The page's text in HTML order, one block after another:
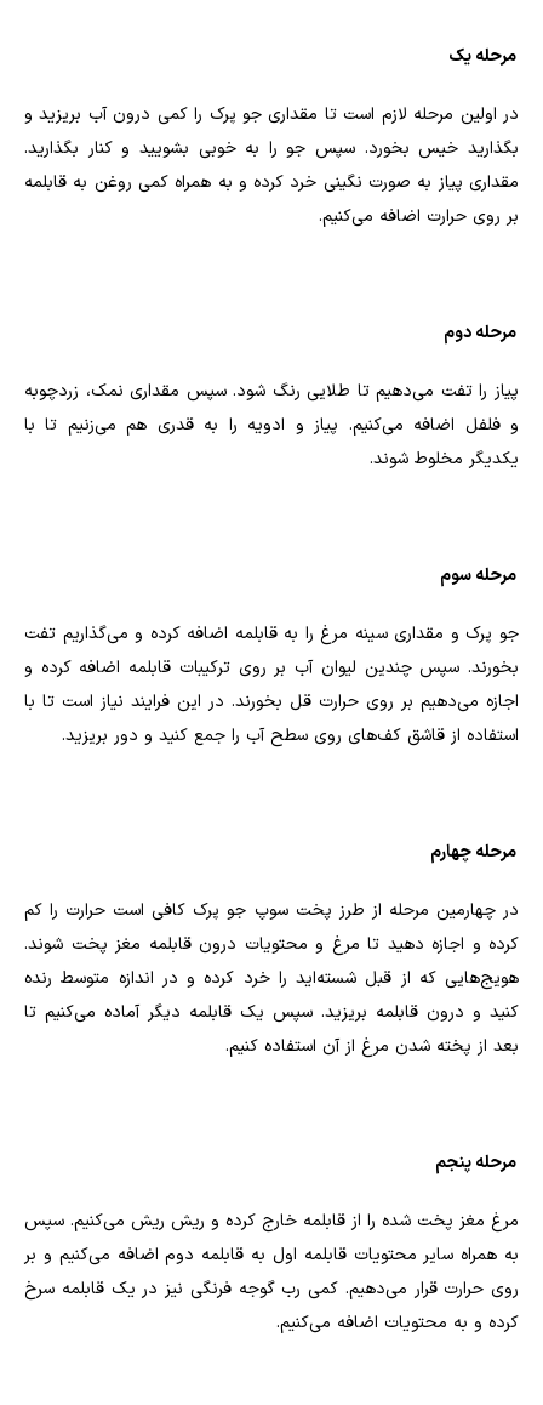
مرحله یک
در اولین مرحله لازم است تا مقداری جو‌ پرک را کمی درون‌ آب بریزید و
بگذارید خیس بخورد. سپس جو را به خوبی بشویید و کنار بگذارید.
مقداری پیاز به صورت نگینی خرد کرده و به همراه کمی روغن به قابلمه
بر روی حرارت اضافه می‌کنیم.
مرحله دوم
پیاز را تفت می‌دهیم تا طلایی رنگ شود. سپس مقداری نمک، زردچوبه
و فلفل اضافه می‌کنیم. پیاز و ادویه را به قدری هم می‌زنیم تا با
یکدیگر مخلوط شوند.
مرحله سوم
جو پرک و مقداری سینه مرغ را به قابلمه اضافه کرده و می‌گذاریم تفت
بخورند. سپس چندین لیوان آب بر روی ترکیبات قابلمه اضافه کرده و
اجازه می‌دهیم بر روی حرارت قل بخورند. در این فرایند نیاز است تا با
استفاده از قاشق کف‌های روی سطح آب را جمع کنید و دور بریزید.
مرحله چهارم
در چهارمین مرحله از طرز پخت سوپ جو پرک کافی است حرارت را کم
کرده و اجازه دهید تا مرغ و محتویات درون قابلمه مغز پخت شوند.‌
هویج‌هایی که از قبل شسته‌اید را خرد کرده و در اندازه متوسط رنده‌
کنید و درون قابلمه بریزید. سپس یک قابلمه دیگر آماده می‌کنیم تا
بعد از پخته شدن مرغ از آن استفاده کنیم.
مرحله پنجم
مرغ مغز پخت شده را از قابلمه خارج کرده و ریش ریش می‌کنیم. سپس
به همراه سایر محتویات قابلمه اول به قابلمه دوم اضافه می‌کنیم و بر
روی حرارت قرار می‌دهیم. کمی رب گوجه فرنگی نیز در یک قابلمه سرخ
کرده و به محتویات اضافه می‌کنیم.